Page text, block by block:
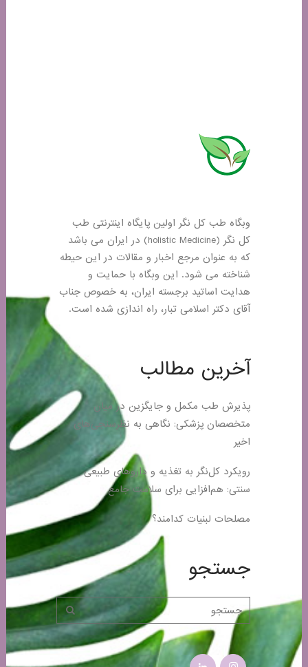
وبگاه طب کل نگر اولین پایگاه اینترنتی طب
کل نگر (holistic Medicine) در ایران می باشد
که به عنوان مرجع اخبار و مقالات در این حیطه
شناخته می شود. این وبگاه با حمایت و
هدایت اساتید برجسته ایران، به خصوص جناب
آقای دکتر اسلامی تبار، راه اندازی شده است.
آخرین مطالب
پذیرش طب مکمل و جایگزین در میان
متخصصان پزشکی: نگاهی به نظرسنجی‌های
اخیر
رویکرد کل‌نگر به تغذیه و داروهای طبیعی
سنتی: هم‌افزایی برای سلامت جامع
مصلحات لبنیات کدامند؟
جستجو